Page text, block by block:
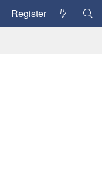
Register